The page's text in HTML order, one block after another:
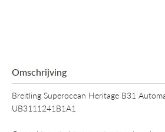
Omschrijving
Breitling Superocean Heritage B31
UB3111241B1A1